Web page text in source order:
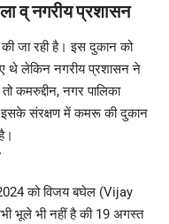
व् नगरीय प्रशासन
की जा रही है। इस दुकान को
थे लेकिन नगरीय प्रशासन ने
कमरुद्दीन, नगर पालिका
इसके संरक्षण में कमरू की दुकान
को विजय बघेल (Vijay
भूले भी नहीं है की 19 अगस्त